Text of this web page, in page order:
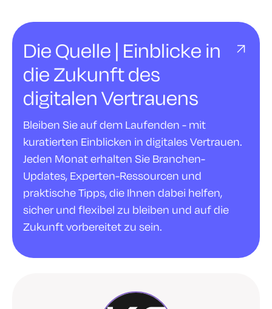
Die Quelle | Einblicke in
die Zukunft des
digitalen Vertrauens
Bleiben Sie auf dem Laufenden - mit
kuratierten Einblicken in digitales Vertrauen.
Jeden Monat erhalten Sie Branchen-
Updates, Experten-Ressourcen und
praktische Tipps, die Ihnen dabei helfen,
sicher und flexibel zu bleiben und auf die
Zukunft vorbereitet zu sein.